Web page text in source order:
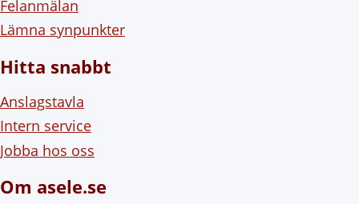
Felanmälan
Lämna synpunkter
Hitta snabbt
Anslagstavla
Intern service
Jobba hos oss
Om asele.se